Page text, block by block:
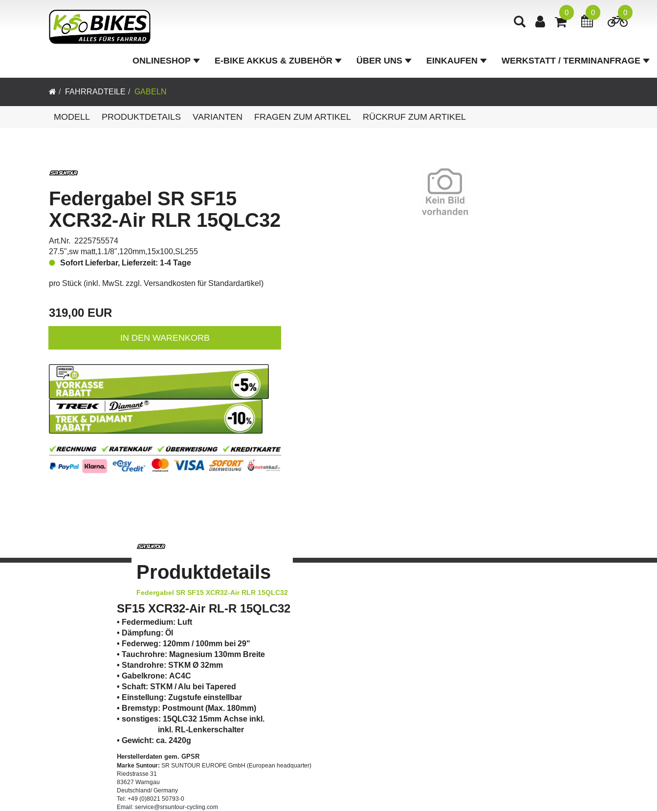
0 0 0
ONLINESHOP E-BIKE AKKUS & ZUBEHÖR ÜBER UNS EINKAUFEN WERKSTATT / TERMINANFRAGE
FAHRRADTEILE GABELN
MODELL PRODUKTDETAILS VARIANTEN FRAGEN ZUM ARTIKEL RÜCKRUF ZUM ARTIKEL
Federgabel SR SF15
XCR32-Air RLR 15QLC32
Art.Nr. 2225755574
27.5",sw matt,1.1/8",120mm,15x100,SL255
Sofort Lieferbar, Lieferzeit: 1-4 Tage
pro Stück (inkl. MwSt. zzgl. Versandkosten für Standardartikel )
319,00 EUR
IN DEN WARENKORB
Produktdetails
Federgabel SR SF15 XCR32-Air RLR 15QLC32
SF15 XCR32-Air RL-R 15QLC32
• Federmedium: Luft
• Dämpfung: Öl
• Federweg: 120mm / 100mm bei 29"
• Tauchrohre: Magnesium 130mm Breite
• Standrohre: STKM Ø 32mm
• Gabelkrone: AC4C
• Schaft: STKM / Alu bei Tapered
• Einstellung: Zugstufe einstellbar
• Bremstyp: Postmount (Max. 180mm)
• sonstiges: 15QLC32 15mm Achse inkl.
inkl. RL-Lenkerschalter
• Gewicht: ca. 2420g
Herstellerdaten gem. GPSR
Marke Suntour: SR SUNTOUR EUROPE GmbH (European headquarter)
Riedstrasse 31
83627 Warngau
Deutschland/ Germany
Tel: +49 (0)8021 50793-0
Email: service@srsuntour-cycling.com